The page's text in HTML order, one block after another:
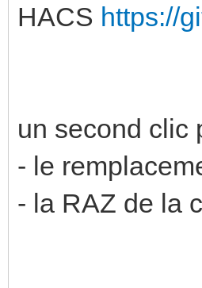
HACS https://
un second clic
- le
- la RAZ de la